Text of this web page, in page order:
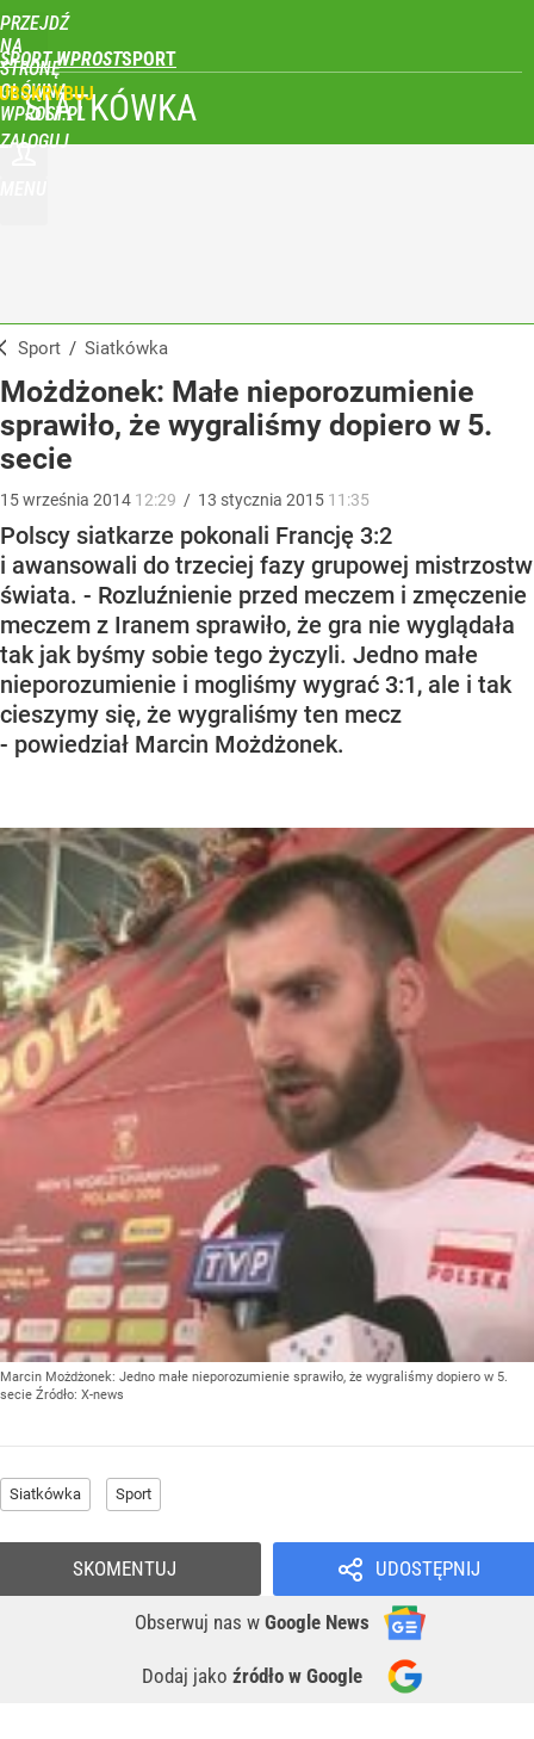
PRZEJDŹ
NA
STRONĘ
GŁÓWNĄ
WPROST.PL
SPORT WPROST
ZALOGUJ
SIATKÓWKA
Sport / Siatkówka
Możdżonek: Małe nieporozumienie
sprawiło, że wygraliśmy dopiero w 5.
secie
15września 2014 12:29 / 13 stycznia 2015 11:35
Polscy siatkarze pokonali Francję 3:2
i awansowali do trzeciej fazy grupowej mistrzostw
świata. - Rozluźnienie przed meczem i zmęczenie
meczem z Iranem sprawiło, że gra nie wyglądała
tak jak byśmy sobie tego życzyli. Jedno małe
nieporozumienie i mogliśmy wygrać 3:1, ale i tak
cieszymy się, że wygraliśmy ten mecz
- powiedział Marcin Możdżonek.
Marcin Możdżonek: Jedno małe nieporozumienie sprawiło, że wygraliśmy dopiero w 5.
secie Źródło: X-news
Siatkówka Sport
UDOSTĘPNIJ
Obserwuj nas w Google News
Dodaj jako źródło w Google
SKOMENTUJ